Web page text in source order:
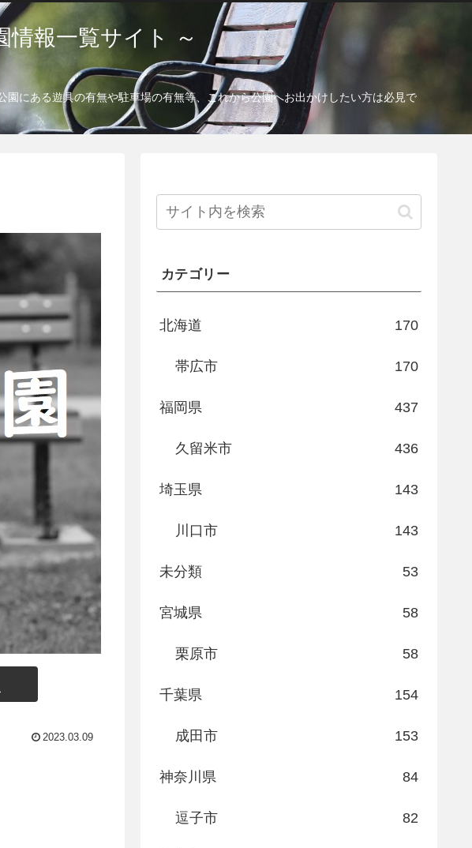
情報一覧サイト ～
にある遊具の有無や駐車場の有無等、これから公園へお出かけしたい方は必見で
2023.03.09
カテゴリー
北海道 170
帯広市 170
福岡県 437
久留米市 436
埼玉県 143
川口市 143
未分類 53
宮城県 58
栗原市 58
千葉県 154
成田市 153
神奈川県 84
逗子市 82